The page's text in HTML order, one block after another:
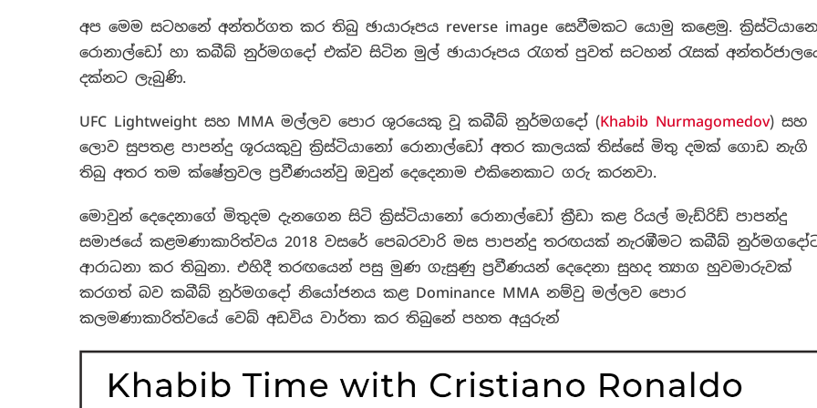
අප මෙම සටහනේ අන්තර්ගත කර තිබු ඡායාරූපය reverse image සෙවීමකට යොමු කළෙමු.
රොනාල්ඩෝ හා කබීබ් නුර්මගදෝ එක්ව සිටින මුල් ඡායාරූපය රැගත් පුවත් සටහන් රැසක්
දක්නට ලැබුණි.
UFC Lightweight සහ MMA මල්ලව පොර ශුරයෙකු වූ කබීබ් නුර්මගදෝ (Khabib Nurmagomedov) සහ
ලොව සුපතළ පාපන්දු ශූරයකුවු ක්‍රිස්ටියානෝ රොනාල්ඩෝ අතර කාලයක් තිස්සේ මිතු දමක් ගොඩ නැගි
තිබු අතර තම ක්ෂේත්‍රවල ප්‍රවීණයන්වු ඔවුන් දෙදෙනාම එකිනෙකාට ගරු කරනවා.
මොවුන් දෙදෙනාගේ මිතුදම දැනගෙන සිටි ක්‍රිස්ටියානෝ රොනාල්ඩෝ ක්‍රීඩා කළ රියල් මැඩ්රිඩ් පාපන්දු
සමාජයේ කළමණාකාරිත්වය 2018 වසරේ පෙබරවාරි මස පාපන්දු තරඟයක් නැරඹීමට කබීබ්
ආරාධනා කර තිබුනා. එහිදී තරඟයෙන් පසු මුණ ගැසුණු ප්‍රවීණයන් දෙදෙනා සුහද ත්‍යාග හුවමාරුවක්
කරගත් බව කබීබ් නුර්මගදෝ නියෝජනය කළ Dominance MMA නම්වු මල්ලව පොර
කලමණාකාරිත්වයේ වෙබ් අඩවිය වාර්තා කර තිබුනේ පහත අයුරුන්